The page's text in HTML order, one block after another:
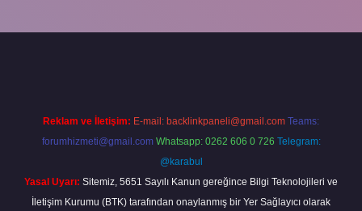
Reklam ve İletişim: E-mail: backlinkpaneli@gmail.com Teams:
forumhizmeti@gmail.com Whatsapp: 0262 606 0 726 Telegram:
@karabul
Yasal Uyarı: Sitemiz, 5651 Sayılı Kanun gereğince Bilgi Teknolojileri ve
İletişim Kurumu (BTK) tarafından onaylanmış bir Yer Sağlayıcı olarak